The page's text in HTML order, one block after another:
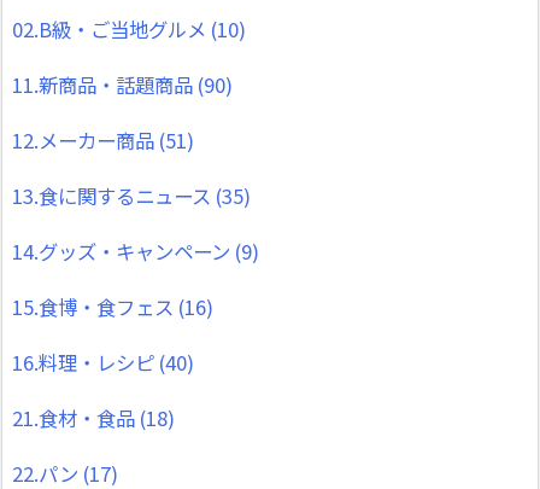
02.B級・ご当地グルメ (10)
11.新商品・話題商品 (90)
12.メーカー商品 (51)
13.食に関するニュース (35)
14.グッズ・キャンペーン (9)
15.食博・食フェス (16)
16.料理・レシピ (40)
21.食材・食品 (18)
22.パン (17)